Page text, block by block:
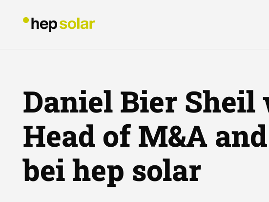
Daniel Bier Sheil
Head of M&A
bei hep solar